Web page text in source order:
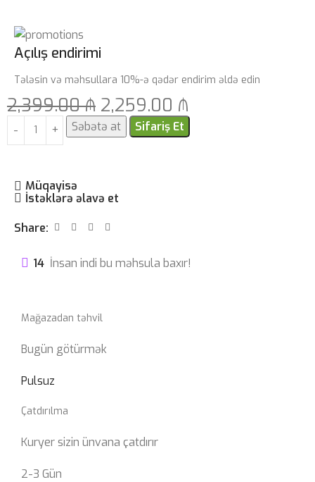
Açılış endirimi
Tələsin və məhsullara 10%-ə qədər endirim əldə edin
2,399.00₼ 2,259.00 ₼
Səbətə at Sifariş Et
Müqayisə
İstəklərə əlavə et
Share:
14 İnsan indi bu məhsula baxır!
Mağazadan təhvil
Bugün götürmək
Pulsuz
Çatdırılma
Kuryer sizin ünvana çatdırır
2-3 Gün